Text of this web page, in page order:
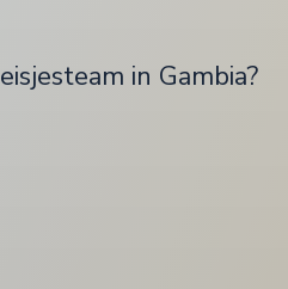
in Gambia?